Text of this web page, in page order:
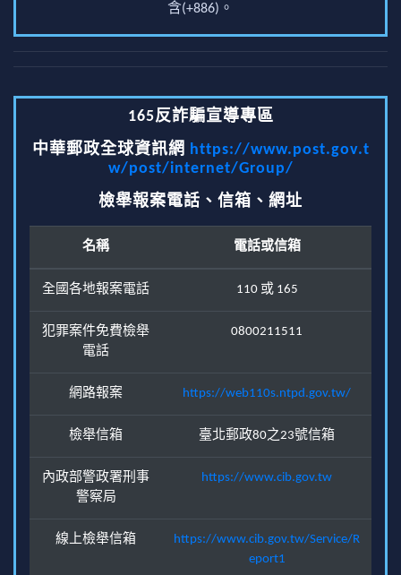
含(+886)。
165反詐騙宣導專區
中華郵政全球資訊網 https://www.post.gov.t
w/post/internet/Group/
檢舉報案電話、信箱、網址
名稱 電話或信箱
全國各地報案電話 110 或 165
犯罪案件免費檢舉
電話
0800211511
網路報案 https://web110s.ntpd.gov.tw/
檢舉信箱 臺北郵政80之23號信箱
內政部警政署刑事
警察局
https://www.cib.gov.tw
線上檢舉信箱
https://www.cib.gov.tw/Service/R
eport1